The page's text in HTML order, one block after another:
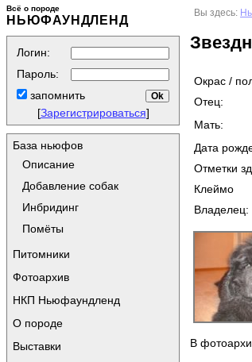
Всё о породе
НЬЮФАУНДЛЕНД
Логин:
Пароль:
запомнить
[Зарегистрироваться]
База ньюфов
Описание
Добавление собак
Инбридинг
Помёты
Питомники
Фотоархив
НКП Ньюфаундленд
О породе
Выставки
Вы здесь:
Окрас /
Отец:
Мать:
Дата
Отметки
Клеймо
Владелец:
В